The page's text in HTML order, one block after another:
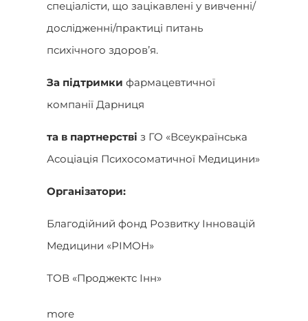
спеціалісти, що зацікавлені у вивченні/
дослідженні/практиці питань
психічного здоровʼя.
За підтримки фармацевтичної
компанії Дарниця
та в партнерстві з ГО «Всеукраїнська
Асоціація Психосоматичної Медицини»
Організатори:
Благодійний фонд Розвитку Інновацій
Медицини «РІМОН»
ТОВ «Проджектс Інн»
more